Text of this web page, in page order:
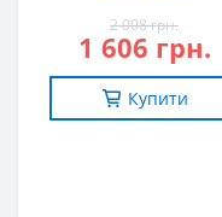
2 008 грн.
1 606 грн.
Купити